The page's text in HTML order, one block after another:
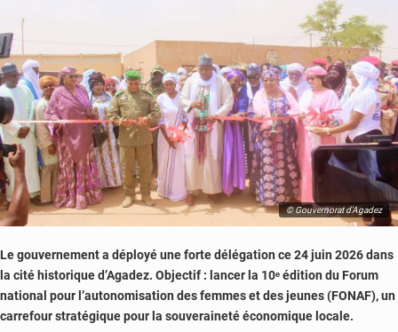
© Gouvernorat d'Agadez
Le gouvernement a déployé une forte délégation ce 24 juin 2026 dans
la cité historique d’Agadez. Objectif : lancer la 10ᵉ édition du Forum
national pour l’autonomisation des femmes et des jeunes (FONAF), un
carrefour stratégique pour la souveraineté économique locale.